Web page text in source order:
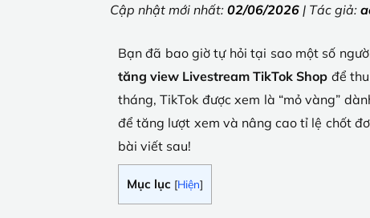
Cập nhật mới nhất: 02/06/2026 | Tác giả:
Bạn đã bao giờ tự hỏi tại sao một số
tăng view Livestream TikTok Shop để
tháng, TikTok được xem là “mỏ vàng”
để tăng lượt xem và nâng cao tỉ lệ chốt
bài viết sau!
Mục lục [Hiện]